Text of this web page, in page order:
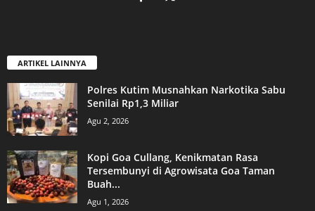
ARTIKEL LAINNYA
Polres Kutim Musnahkan Narkotika Sabu
Senilai Rp1,3 Miliar
Agu 2, 2026
Kopi Goa Cullang, Kenikmatan Rasa
Tersembunyi di Agrowisata Goa Taman
Buah...
Agu 1, 2026